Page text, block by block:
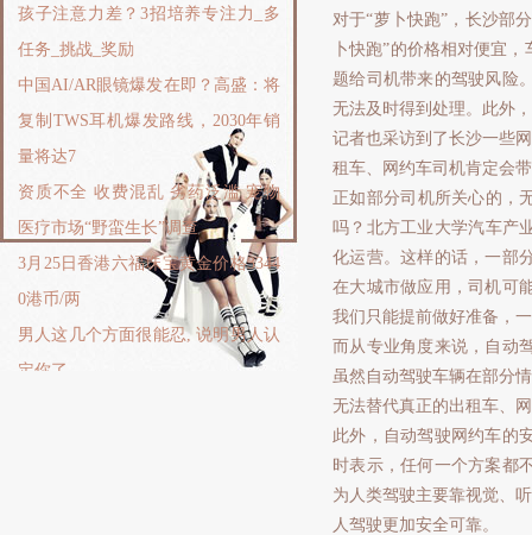
孩子注意力差？3招培养专注力_多
任务_挑战_奖励
中国AI/AR眼镜爆发在即？高盛：将
复制TWS耳机爆发路线，2030年销
量将达7
资质不全 收费混乱 劣药泛滥 宠物
医疗市场“野蛮生长”调查
3月25日香港六福珠宝黄金价格3344
0港币/两
男人这几个方面很能忍, 说明男人认
定你了
对于“萝卜快跑”，长沙部
卜快跑”的价格相对便宜
题给司机带来的驾驶风险
无法及时得到处理。此外
记者也采访到了长沙一些
租车、网约车司机肯定会
正如部分司机所关心的，
吗？北方工业大学汽车产
化运营。这样的话，一部
在大城市做应用，司机可
我们只能提前做好准备，
而从专业角度来说，自动
虽然自动驾驶车辆在部分
无法替代真正的出租车、
此外，自动驾驶网约车的
时表示，任何一个方案都
为人类驾驶主要靠视觉、
人驾驶更加安全可靠。